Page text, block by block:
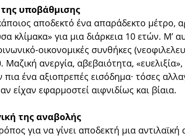
υποβάθμισης
αποδεκτό ένα απαράδεκτο μέτρο,
κλίμακα» για μια διάρκεια 10 ετών. Μʼ
οικονομικές συνθήκες
Μαζική ανεργία, αβεβαιότητα,
πια ένα αξιοπρεπές εισόδημα· τόσες
είχαν εφαρμοστεί αιφνιδίως και βίαια.
της αναβολής
για να γίνει αποδεκτή μια